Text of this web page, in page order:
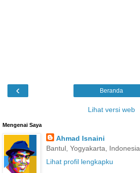
‹ Beranda
Lihat versi web
Mengenai Saya
Ahmad Isnaini
Bantul, Yogyakarta, Indonesia
Lihat profil lengkapku